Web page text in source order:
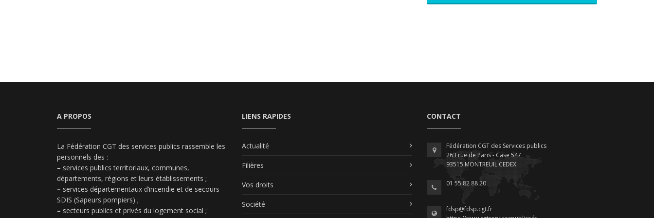
A PROPOS
La Fédération CGT des services publics rassemble les
personnels des :
– services publics territoriaux, communes,
départements, régions et leurs établissements ;
– services départementaux d’incendie et de secours -
SDIS (Sapeurs pompiers) ;
– secteurs publics et privés du logement social ;
LIENS RAPIDES
Actualité
Filières
Vos droits
Société
CONTACT
Fédération CGT des Services publics
263 rue de Paris - Case 547
93515 MONTREUIL CEDEX
01 55 82 88 20
fdsp@fdsp.cgt.fr